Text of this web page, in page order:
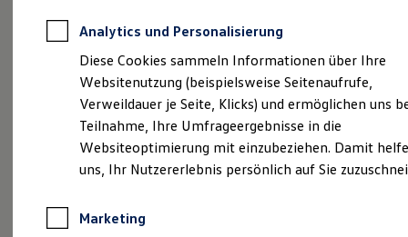
Autokredit mit Schlussrate
Versicherungen und Garantien
Kfz-Versicherung
Restschuldversicherungen
Garantien
Wartungsverträge
Geschäftskunden
Professional Class bei Volkswagen
Großkunden
Behörden
Anpfiff zum Gewinn
Impressum & Rechtliches)
Analytics und Personalisierung
Diese Cookies sammeln Informationen über Ihre
Websitenutzung (beispielsweise Seitenaufrufe,
Verweildauer je Seite, Klicks) und ermöglichen uns
Teilnahme, Ihre Umfrageergebnisse in die
Websiteoptimierung mit einzubeziehen. Damit
uns, Ihr Nutzererlebnis persönlich auf Sie
Marketing